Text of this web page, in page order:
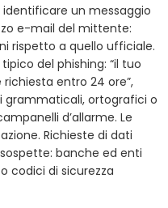
un messaggio
e-mail del mittente:
rispetto a quello ufficiale.
del phishing: “il tuo
entro 24 ore”,
grammaticali, ortografici o
d’allarme. Le
Richieste di dati
banche ed enti
codici di sicurezza